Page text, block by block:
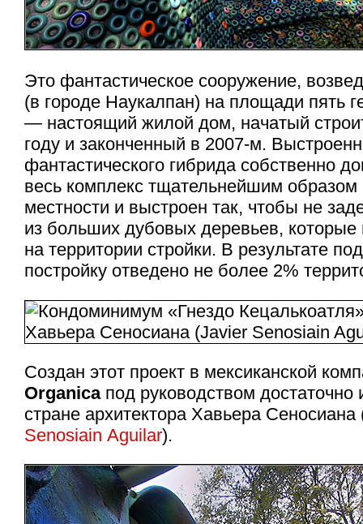
Это фантастическое сооружение,
(в городе Наукалпан) на площади пять
— настоящий жилой дом, начатый
году и законченный в 2007-м.
фантастического гибрида собственно
весь комплекс тщательнейшим
местности и выстроен так, чтобы не
из больших дубовых деревьев, которые
на территории стройки. В результате
постройку отведено не более 2%
Создан этот проект в мексиканской
Organicaпод руководством достаточно
стране архитектора Хавьера Сеносиана
Senosiain Aguilar).